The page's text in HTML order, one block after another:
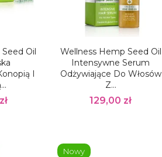
Oil
I
Wellness Hemp Seed Oil
Intensywne Serum
Odżywiające Do Włosów
Z...
129,00 zł
Nowy